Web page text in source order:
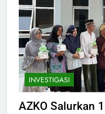
INVESTIGASI
AZKO Salurkan